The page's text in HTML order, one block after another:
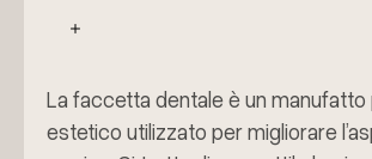
La faccetta dentale è un
estetico utilizzato per migliorare